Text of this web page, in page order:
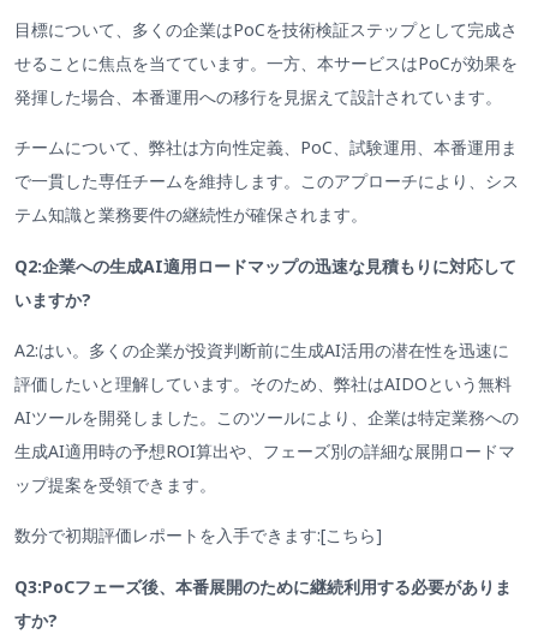
目標について、多くの企業はPoCを技術検証ステップとして完成さ
せることに焦点を当てています。一方、本サービスはPoCが効果を
発揮した場合、本番運用への移行を見据えて設計されています。
チームについて、弊社は方向性定義、PoC、試験運用、本番運用ま
で一貫した専任チームを維持します。このアプローチにより、シス
テム知識と業務要件の継続性が確保されます。
Q2:企業への生成AI適用ロードマップの迅速な見積もりに対応して
いますか?
A2:はい。多くの企業が投資判断前に生成AI活用の潜在性を迅速に
評価したいと理解しています。そのため、弊社はAIDOという無料
AIツールを開発しました。このツールにより、企業は特定業務への
生成AI適用時の予想ROI算出や、フェーズ別の詳細な展開ロードマ
ップ提案を受領できます。
数分で初期評価レポートを入手できます:[こちら]
Q3:PoCフェーズ後、本番展開のために継続利用する必要がありま
すか?